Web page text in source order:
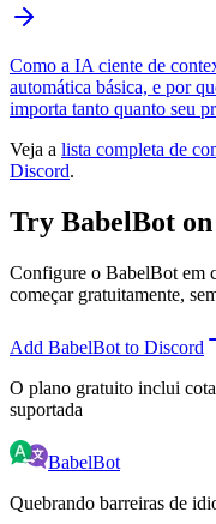
Como a IA ciente de
automática básica, e por
importa tanto quanto seu
Veja a lista completa de
Discord.
Try BabelBot
Configure o BabelBot em
começar gratuitamente,
Add BabelBot to Discord
O plano gratuito inclui
suportada
BabelBot
Quebrando barreiras de